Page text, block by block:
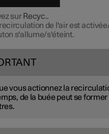
sur Recyc..
de l'air est
s'allume/s'éteint.
vous actionnez la
de la buée peut se